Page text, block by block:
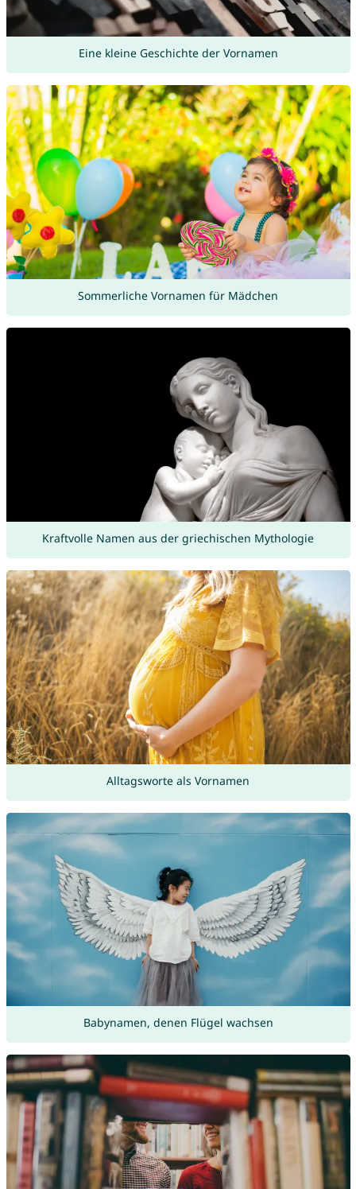
Eine kleine Geschichte der Vornamen
Sommerliche Vornamen für Mädchen
Kraftvolle Namen aus der griechischen Mythologie
Alltagsworte als Vornamen
Babynamen, denen Flügel wachsen